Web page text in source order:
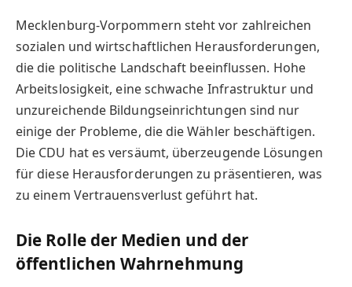
Mecklenburg-Vorpommern steht vor zahlreichen
sozialen und wirtschaftlichen Herausforderungen,
die die politische Landschaft beeinflussen. Hohe
Arbeitslosigkeit, eine schwache Infrastruktur und
unzureichende Bildungseinrichtungen sind nur
einige der Probleme, die die Wähler beschäftigen.
Die CDU hat es versäumt, überzeugende Lösungen
für diese Herausforderungen zu präsentieren, was
zu einem Vertrauensverlust geführt hat.
Die Rolle der Medien und der
öffentlichen Wahrnehmung